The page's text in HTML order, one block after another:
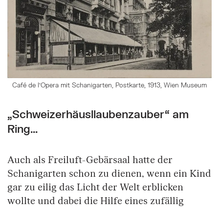
Café de l'Opera mit Schanigarten, Postkarte, 1913, Wien Museum
„Schweizerhäusllaubenzauber“ am
Ring...
Auch als Freiluft-Gebärsaal hatte der
Schanigarten schon zu dienen, wenn ein Kind
gar zu eilig das Licht der Welt erblicken
wollte und dabei die Hilfe eines zufällig